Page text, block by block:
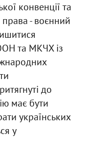
конвенції та
- воєнний
та МКЧХ із
до
має бути
українських
у